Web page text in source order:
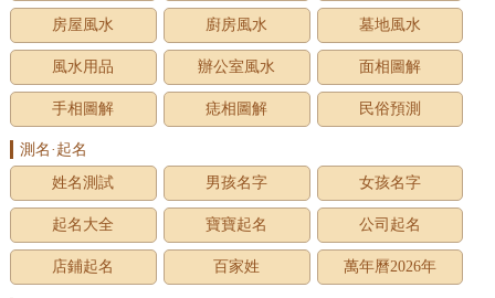
房屋風水 廚房風水 墓地風水
風水用品 辦公室風水 面相圖解
手相圖解 痣相圖解 民俗預測
測名·起名
姓名測試
男孩名字 女孩名字
起名大全 寶寶起名 公司起名
店鋪起名 百家姓 萬年曆2026年